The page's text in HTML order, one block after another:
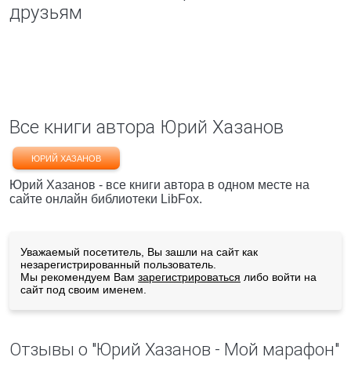
друзьям
Все книги автора Юрий Хазанов
ЮРИЙ ХАЗАНОВ
Юрий Хазанов - все книги автора в одном месте на
сайте онлайн библиотеки LibFox.
Уважаемый посетитель, Вы зашли на сайт как
незарегистрированный пользователь.
Мы рекомендуем Вам зарегистрироваться либо войти на
сайт под своим именем.
Отзывы о "Юрий Хазанов - Мой марафон"